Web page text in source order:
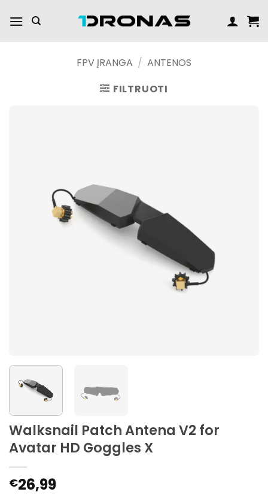
turinį
FPV ĮRANGA / ANTENOS
FILTRUOTI
Walksnail Patch Antena V2 for
Avatar HD Goggles X
€26,99